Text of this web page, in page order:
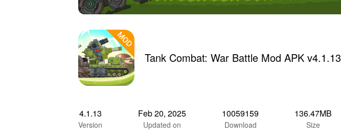
Tank Combat: War Battle Mod APK v4.1.13
4.1.13
Version
Feb 20, 2025
Updated on
10059159
Download
136.47MB
Size